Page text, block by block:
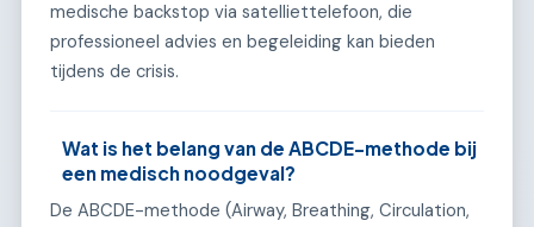
medische backstop via satelliettelefoon, die
professioneel advies en begeleiding kan bieden
tijdens de crisis.
Wat is het belang van de ABCDE-methode bij
een medisch noodgeval?
De ABCDE-methode (Airway, Breathing, Circulation,